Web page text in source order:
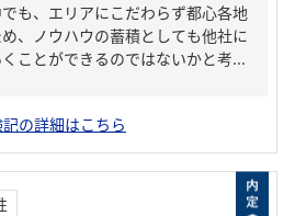
も、エリアにこだわらず都心各地
、ノウハウの蓄積としても他社に
ことができるのではないかと考...
の詳細はこちら